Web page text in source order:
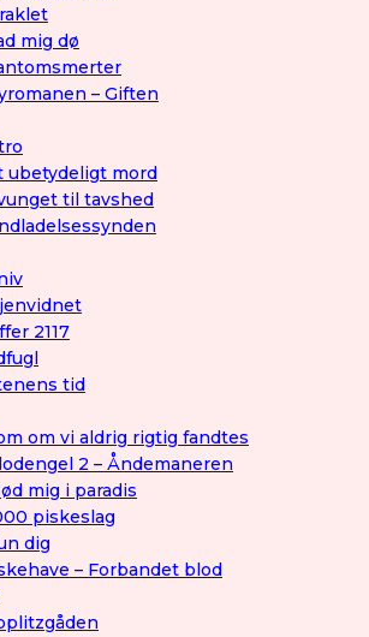
mig dø
– Giften
ubetydeligt mord
til tavshed
2117
tid
om vi aldrig rigtig fandtes
2 – Åndemaneren
mig i paradis
piskeslag
dig
– Forbandet blod